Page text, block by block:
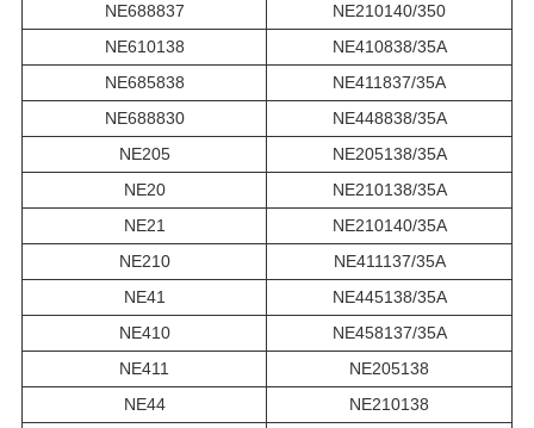
NE688837
NE210140/350
NE610138
NE410838/35A
NE685838
NE411837/35A
NE688830
NE448838/35A
NE205
NE205138/35A
NE20
NE210138/35A
NE21
NE210140/35A
NE210
NE411137/35A
NE41
NE445138/35A
NE410
NE458137/35A
NE411
NE205138
NE44
NE210138